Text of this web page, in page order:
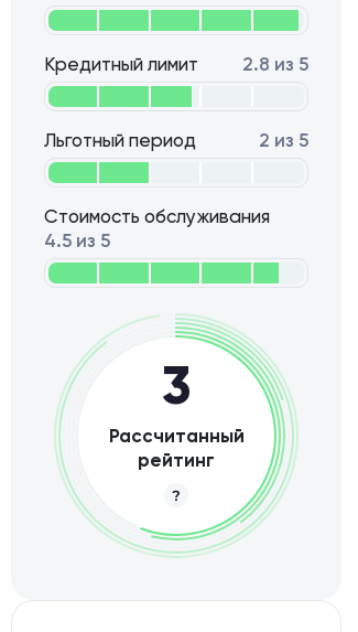
Кредитный лимит 2.8 из 5
Льготный период 2 из 5
Стоимость обслуживания
4.5 из 5
3
Рассчитанный
рейтинг